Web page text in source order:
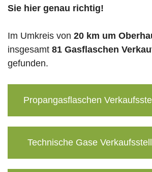
Sie hier genau richtig!
Im Umkreis von 20 km um
insgesamt 81 Gasflaschen
gefunden.
Propangasflaschen
Technische Gase